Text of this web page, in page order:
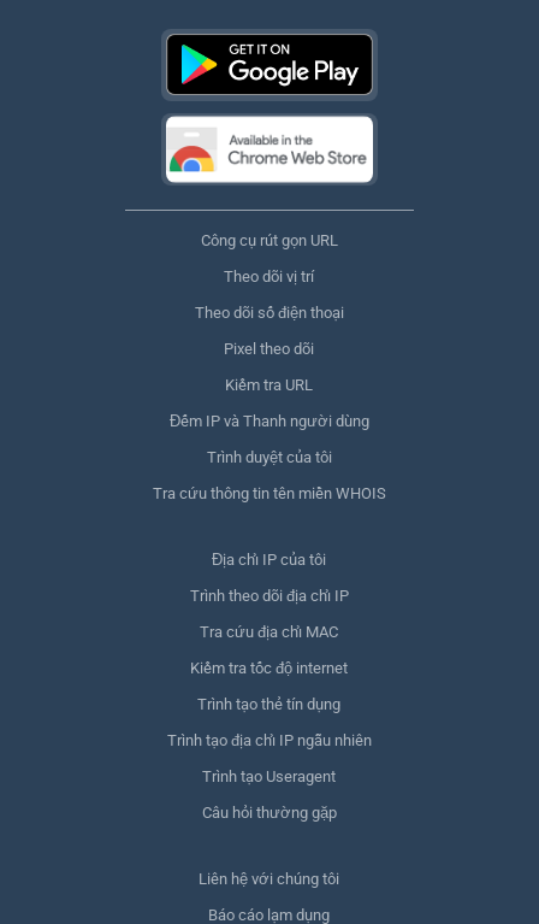
Công cụ rút gọn URL
Theo dõi vị trí
Theo dõi số điện thoại
Pixel theo dõi
Kiểm tra URL
Đếm IP và Thanh người dùng
Trình duyệt của tôi
Tra cứu thông tin tên miền WHOIS
Địa chỉ IP của tôi
Trình theo dõi địa chỉ IP
Tra cứu địa chỉ MAC
Kiểm tra tốc độ internet
Trình tạo thẻ tín dụng
Trình tạo địa chỉ IP ngẫu nhiên
Trình tạo Useragent
Câu hỏi thường gặp
Liên hệ với chúng tôi
Báo cáo lạm dụng